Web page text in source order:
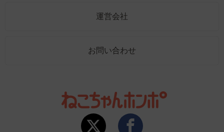
運営会社
お問い合わせ